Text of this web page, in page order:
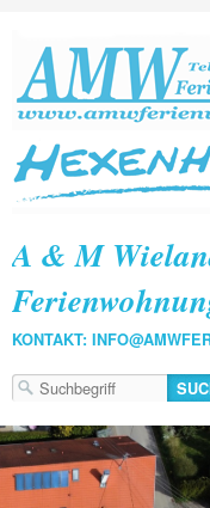
A & M
KONTAKT: